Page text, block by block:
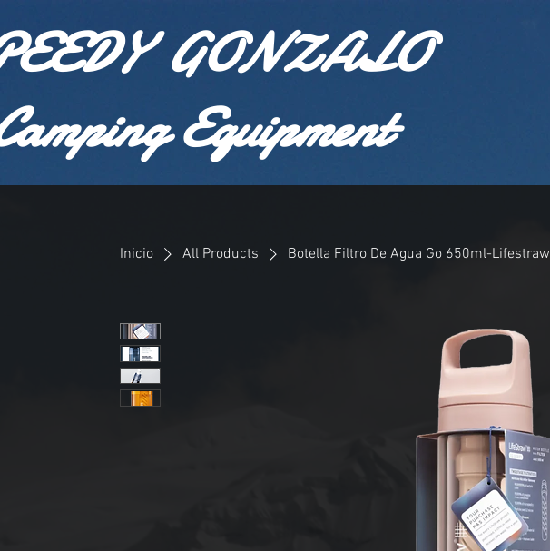
GONZALO
Equipment
Inicio All Products Botella Filtro De Agua Go 650ml-Lifestraw